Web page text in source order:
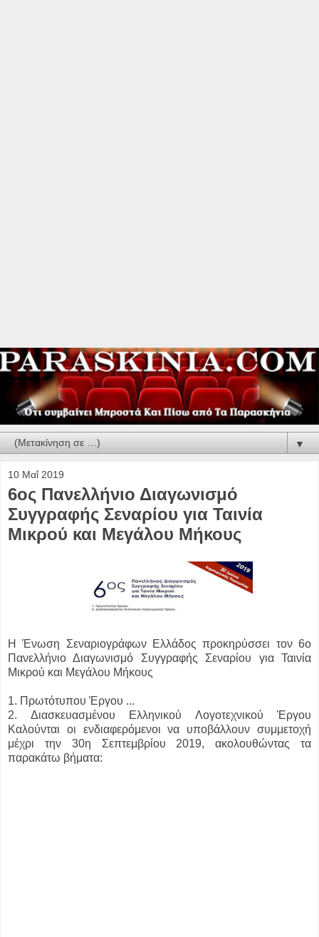
▼
10 Μαΐ 2019
6ος Πανελλήνιο Διαγωνισμό
Συγγραφής Σεναρίου για Ταινία
Μικρού και Μεγάλου Μήκους
Η Ένωση Σεναριογράφων Ελλάδος προκηρύσσει τον 6ο
Πανελλήνιο Διαγωνισμό Συγγραφής Σεναρίου για Ταινία
Μικρού και Μεγάλου Μήκους
1. Πρωτότυπου Έργου ...
2. Διασκευασμένου Ελληνικού Λογοτεχνικού Έργου
Καλούνται οι ενδιαφερόμενοι να υποβάλλουν συμμετοχή
μέχρι την 30η Σεπτεμβρίου 2019, ακολουθώντας τα
παρακάτω βήματα: